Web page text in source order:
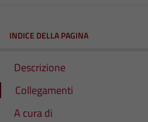
INDICE DELLA PAGINA
Descrizione
Collegamenti
A cura di